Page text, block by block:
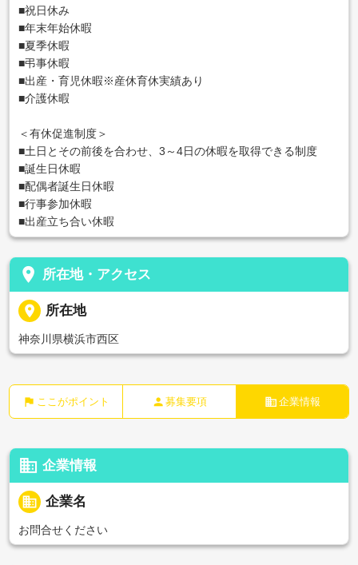
■祝日休み
■年末年始休暇
■夏季休暇
■弔事休暇
■出産・育児休暇※産休育休実績あり
■介護休暇
＜有休促進制度＞
■土日とその前後を合わせ、3～4日の休暇を取得できる制度
■誕生日休暇
■配偶者誕生日休暇
■行事参加休暇
■出産立ち合い休暇
place 所在地・アクセス
place 所在地
神奈川県横浜市西区
flag ここがポイント person 募集要項 business 企業情報
business 企業情報
business 企業名
お問合せください